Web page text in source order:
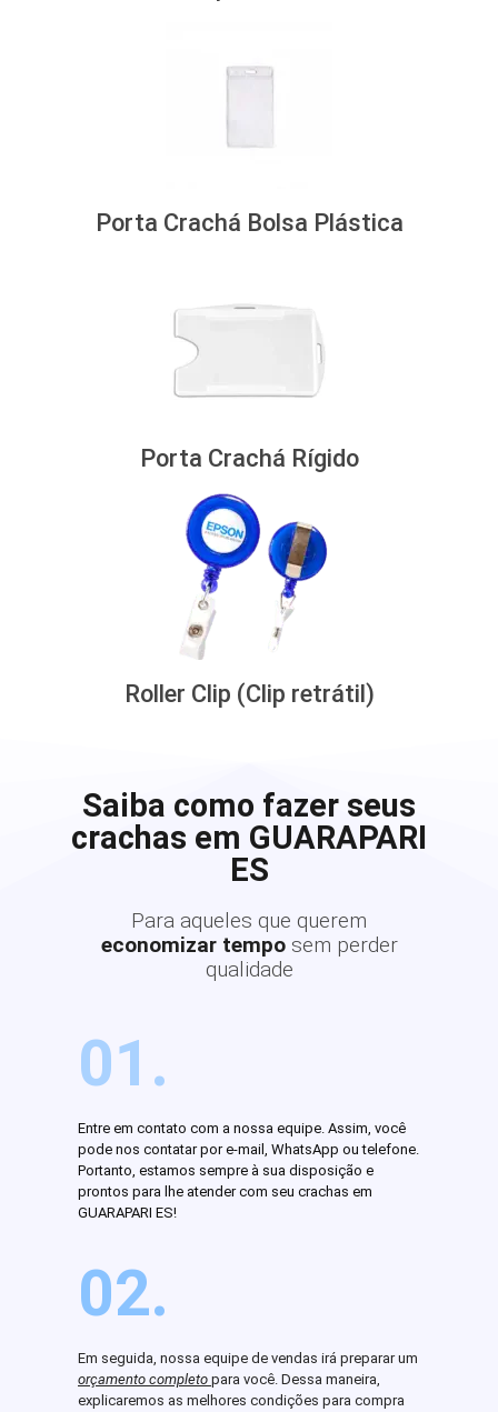
Porta Crachá Bolsa Plástica
Porta Crachá Rígido
Roller Clip (Clip retrátil)
Saiba como fazer seus
crachas em GUARAPARI
ES
Para aqueles que querem
economizar tempo sem perder
qualidade
01.
Entre em contato com a nossa equipe. Assim, você
pode nos contatar por e-mail, WhatsApp ou telefone.
Portanto, estamos sempre à sua disposição e
prontos para lhe atender com seu crachas em
GUARAPARI ES!
02.
Em seguida, nossa equipe de vendas irá preparar um
orçamento completo para você. Dessa maneira,
explicaremos as melhores condições para compra